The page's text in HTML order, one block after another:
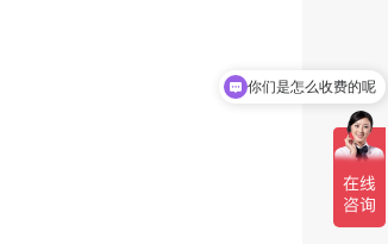
现在有优惠活动吗